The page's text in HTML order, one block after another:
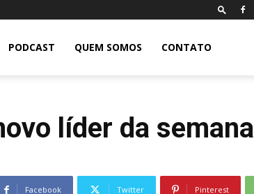
PODCAST QUEM SOMOS CONTATO
líder da semana
Facebook Twitter Pinterest